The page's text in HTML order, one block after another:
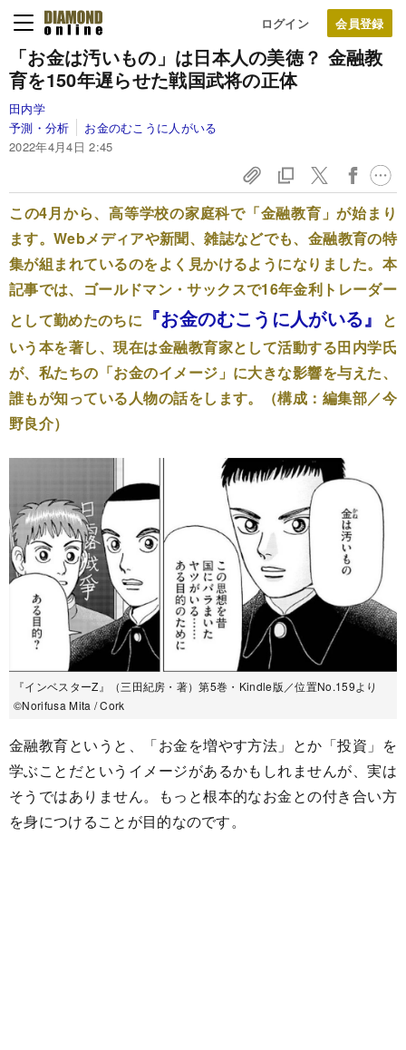
ログイン
「お金は汚いもの」は日本人の美徳？ 金融教
育を150年遅らせた戦国武将の正体
田内学
予測・分析
お金のむこうに人がいる
2022年4月4日 2:45
この4月から、高等学校の家庭科で「金融教育」が始まり
ます。Webメディアや新聞、雑誌などでも、金融教育の特
集が組まれているのをよく見かけるようになりました。本
記事では、ゴールドマン・サックスで16年金利トレーダー
として勤めたのちに 『お金のむこうに人がいる』
と
いう本を著し、現在は金融教育家として活動する田内学氏
が、私たちの「お金のイメージ」に大きな影響を与えた、
誰もが知っている人物の話をします。（構成：編集部／今
野良介）
『インベスターZ』（三田紀房・著）第5巻・Kindle版／位置No.159より
©︎Norifusa Mita / Cork
金融教育というと、「お金を増やす方法」とか「投資」を
学ぶことだというイメージがあるかもしれませんが、実は
そうではありません。もっと根本的なお金との付き合い方
を身につけることが目的なのです。